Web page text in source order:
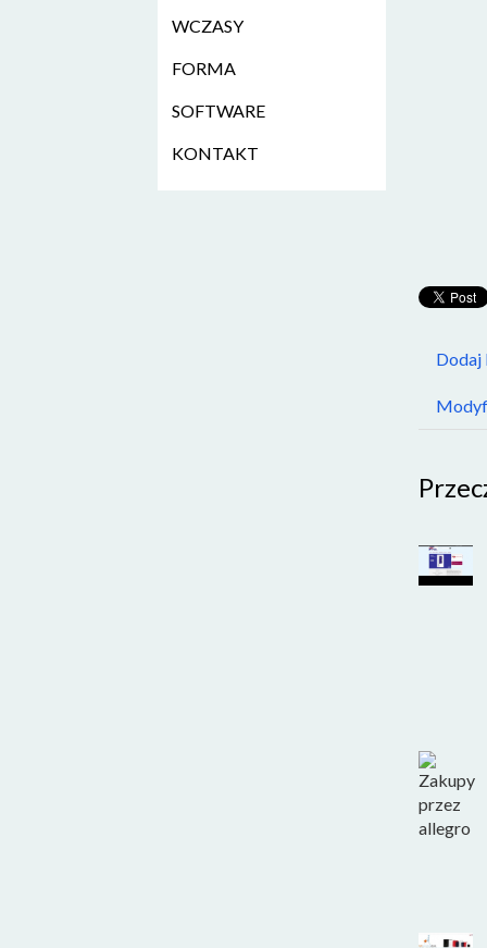
WCZASY
FORMA
SOFTWARE
KONTAKT
Dodaj